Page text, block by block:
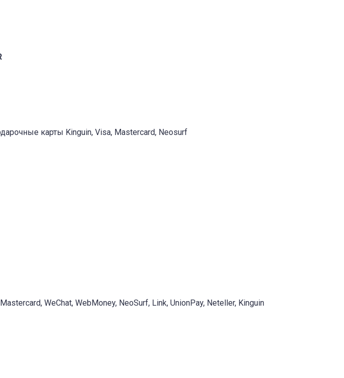
карты Kinguin, Visa, Mastercard, Neosurf
WeChat, WebMoney, NeoSurf, Link, UnionPay, Neteller, Kinguin